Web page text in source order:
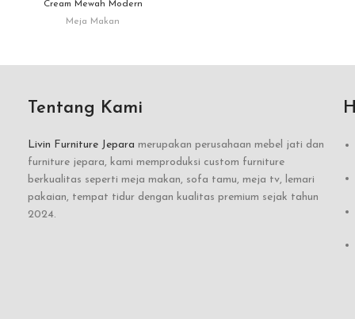
Cream Mewah Modern
Meja Makan
Tentang Kami
Livin Furniture Jepara merupakan perusahaan mebel jati dan
furniture jepara, kami memproduksi custom furniture
berkualitas seperti meja makan, sofa tamu, meja tv, lemari
pakaian, tempat tidur dengan kualitas premium sejak tahun
2024.